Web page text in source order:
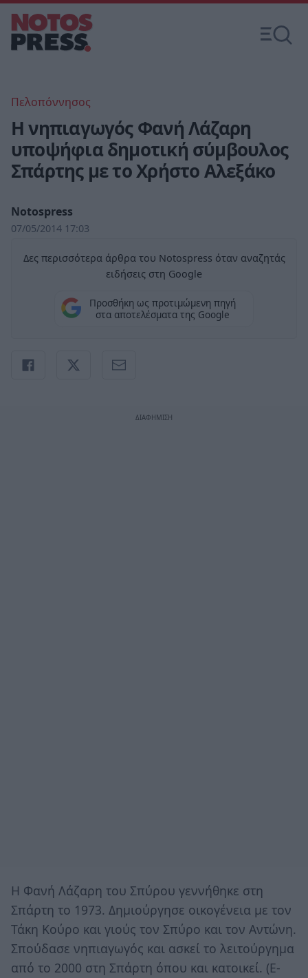
Πελοπόννησος
Η νηπιαγωγός Φανή Λάζαρη
υποψήφια δημοτική σύμβουλος
Σπάρτης με το Χρήστο Αλεξάκο
Notospress
07/05/2014 17:03
Δες περισσότερα άρθρα του Notospress όταν αναζητάς
ειδήσεις στη Google
Προσθήκη ως προτιμώμενη πηγή
στα αποτελέσματα της Google
H Φανή Λάζαρη του Σπύρου γεννήθηκε στη
Σπάρτη το 1973. Δημιούργησε οικογένεια με τον
Τάκη Κούρο και γιούς τον Σπύρο και τον Αντώνη.
Σπούδασε νηπιαγωγός και ασκεί το λειτούργημα
από το 2000 στη Σπάρτη όπου και κατοικεί. (E-